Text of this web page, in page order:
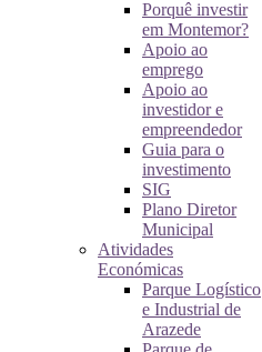
Porquê investir
em Montemor?
Apoio ao
emprego
Apoio ao
investidor e
empreendedor
Guia para o
investimento
SIG
Plano Diretor
Municipal
Atividades
Económicas
Parque Logístico
e Industrial de
Arazede